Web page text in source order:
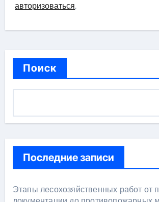
авторизоваться.
Поиск
Последние записи
Этапы лесохозяйственных работ от